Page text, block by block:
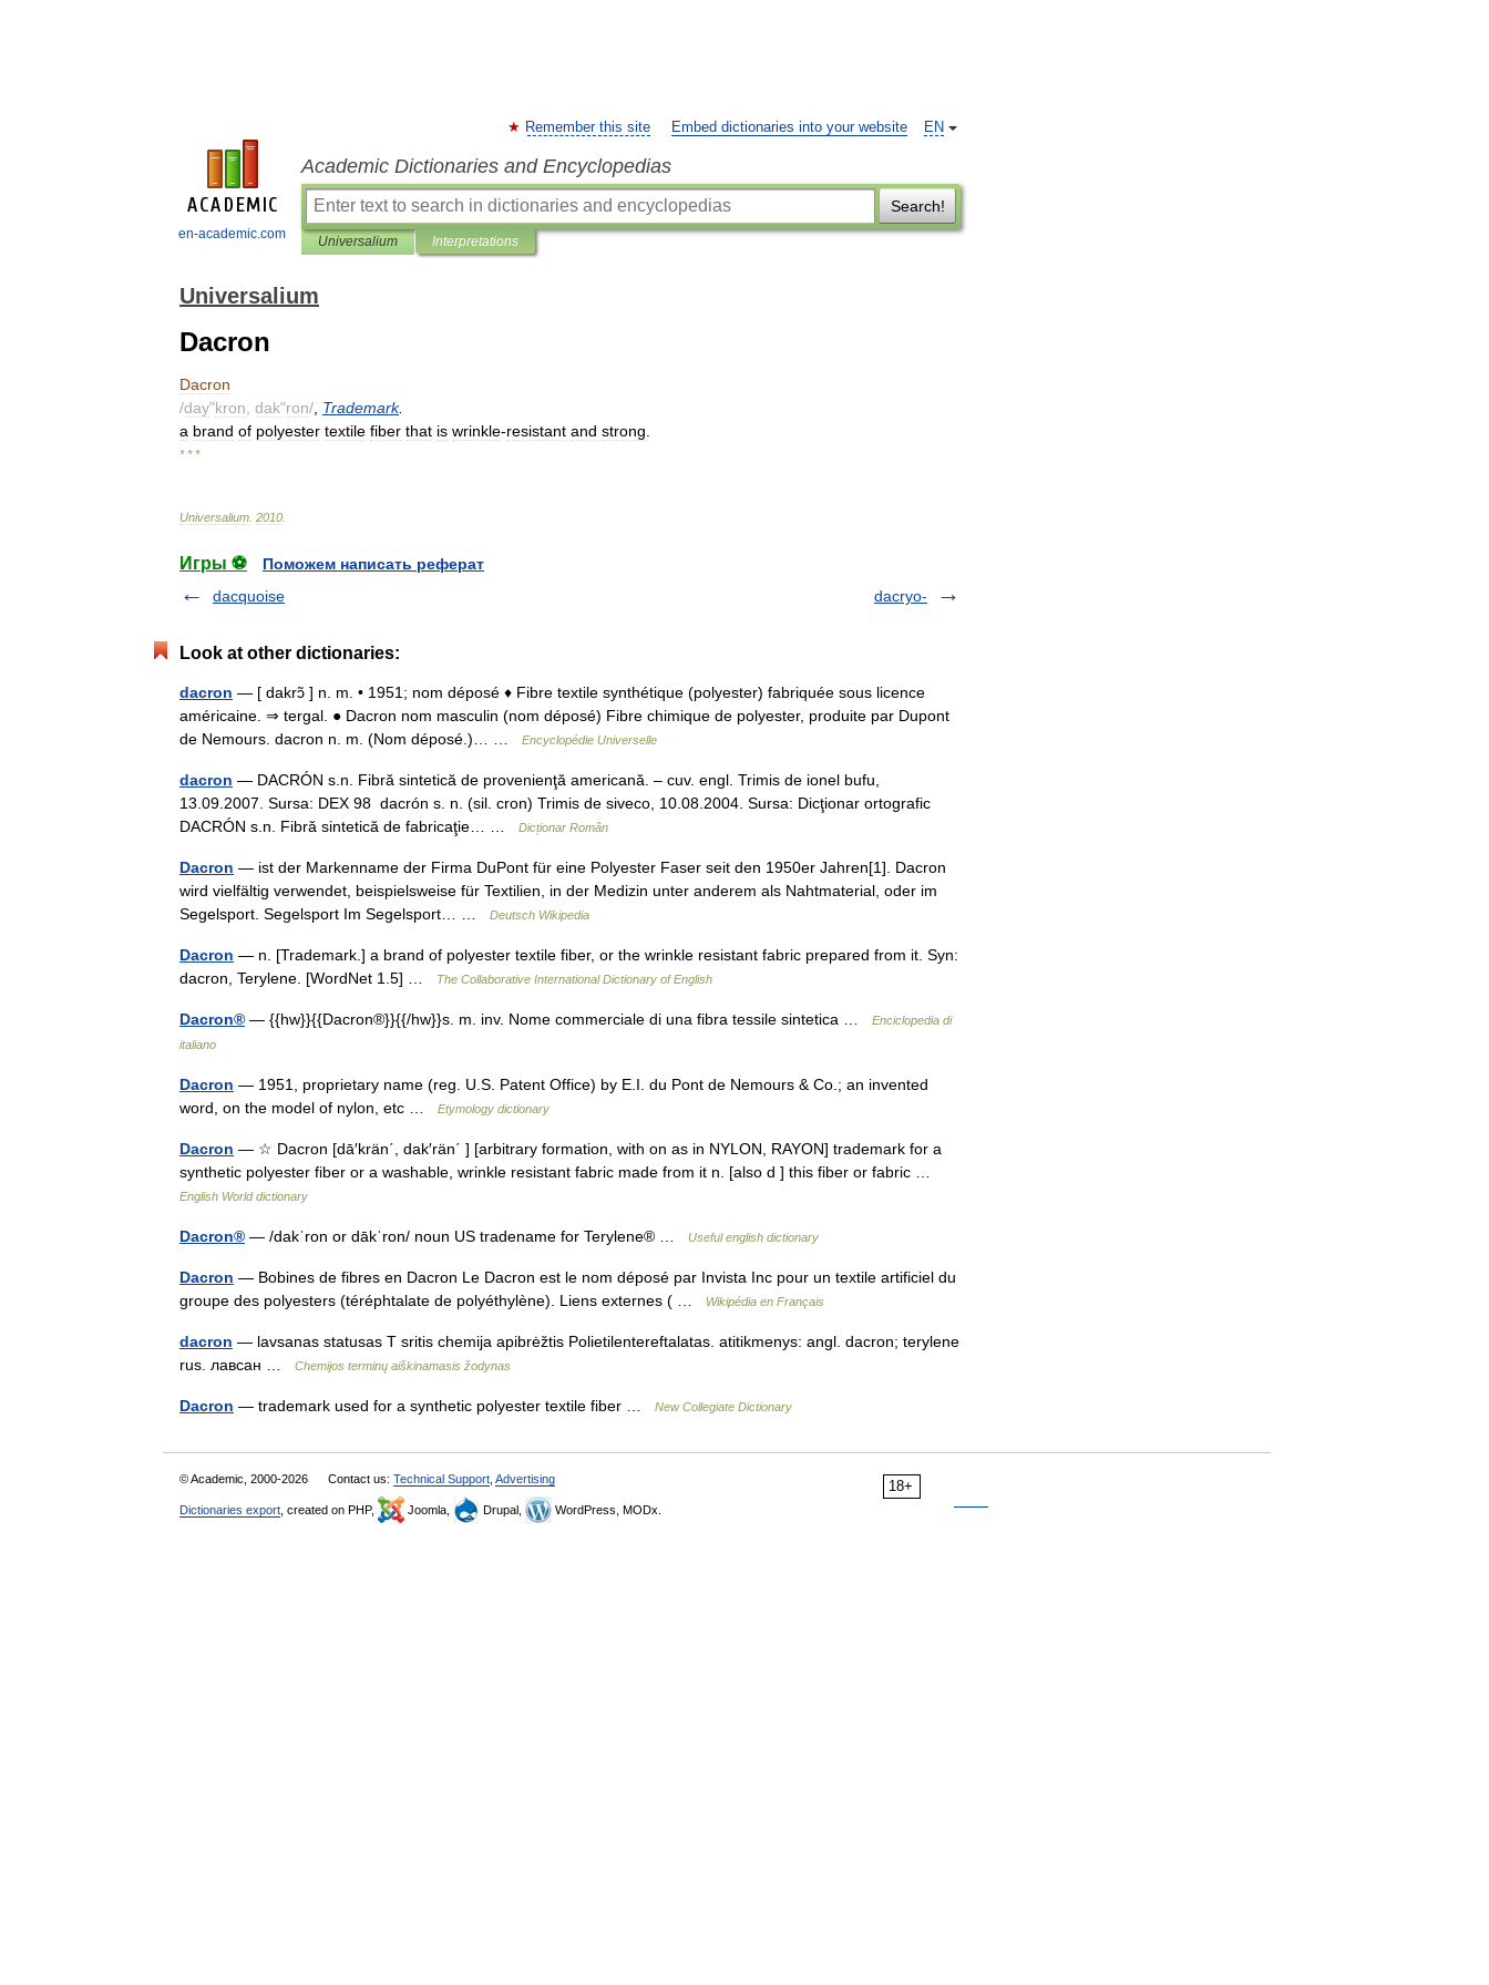
en-academic.com
EN
Remember this site Embed dictionaries into your website
Academic Dictionaries and Encyclopedias
Search!
Universalium Interpretations
Universalium
Dacron
Dacron
/day"kron dak"ron/ Trademark.
a brand of polyester textile fiber that is wrinkle-resistant and strong
* * *
Universalium 2010
Игры ⚽
Поможем написать реферат
dacquoise
dacryo-
Look at other dictionaries:
dacron — [ dakrɔ̃ ] n. m. • 1951; nom déposé ♦ Fibre textile synthétique (polyester) fabriquée sous licence
américaine. ⇒ tergal. ● Dacron nom masculin (nom déposé) Fibre chimique de polyester, produite par Dupont
de Nemours. dacron n. m. (Nom déposé.)… …
Encyclopédie Universelle
dacron — DACRÓN s.n. Fibră sintetică de provenienţă americană. – cuv. engl. Trimis de ionel bufu,
13.09.2007. Sursa: DEX 98 dacrón s. n. (sil. cron) Trimis de siveco, 10.08.2004. Sursa: Dicţionar ortografic
DACRÓN s.n. Fibră sintetică de fabricaţie… …
Dicționar Român
Dacron — ist der Markenname der Firma DuPont für eine Polyester Faser seit den 1950er Jahren[1]. Dacron
wird vielfältig verwendet, beispielsweise für Textilien, in der Medizin unter anderem als Nahtmaterial, oder im
Segelsport. Segelsport Im Segelsport… …
Deutsch Wikipedia
Dacron — n. [Trademark.] a brand of polyester textile fiber, or the wrinkle resistant fabric prepared from it. Syn:
dacron, Terylene. [WordNet 1.5] …
The Collaborative International Dictionary of English
Dacron® — {{hw}}{{Dacron®}}{{/hw}}s. m. inv. Nome commerciale di una fibra tessile sintetica …
Enciclopedia di
italiano
Dacron — 1951, proprietary name (reg. U.S. Patent Office) by E.I. du Pont de Nemours & Co.; an invented
word, on the model of nylon, etc …
Etymology dictionary
Dacron — ☆ Dacron [dā′krän΄, dak′rän΄ ] [arbitrary formation, with on as in NYLON, RAYON] trademark for a
synthetic polyester fiber or a washable, wrinkle resistant fabric made from it n. [also d ] this fiber or fabric …
English World dictionary
Dacron® — /dakˈron or dākˈron/ noun US tradename for Terylene® … Useful english dictionary
Dacron — Bobines de fibres en Dacron Le Dacron est le nom déposé par Invista Inc pour un textile artificiel du
groupe des polyesters (téréphtalate de polyéthylène). Liens externes ( …
Wikipédia en Français
dacron — lavsanas statusas T sritis chemija apibrėžtis Polietilentereftalatas. atitikmenys: angl. dacron; terylene
rus. лавсан …
Chemijos terminų aiškinamasis žodynas
Dacron — trademark used for a synthetic polyester textile fiber … New Collegiate Dictionary
18+
© Academic, 2000-2026 Contact us: Technical Support Advertising
Dictionaries export , created on PHP, Joomla, Drupal, WordPress, MODx.